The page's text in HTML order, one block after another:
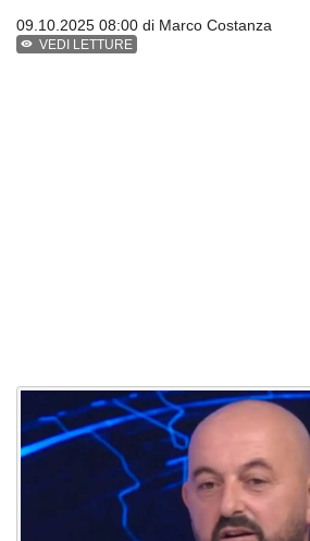
09.10.2025 08:00 di Marco Costanza
VEDI LETTURE